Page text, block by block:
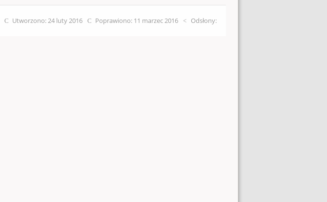
Utworzono: 24 luty 2016 Poprawiono: 11 marzec 2016
Odsłony: